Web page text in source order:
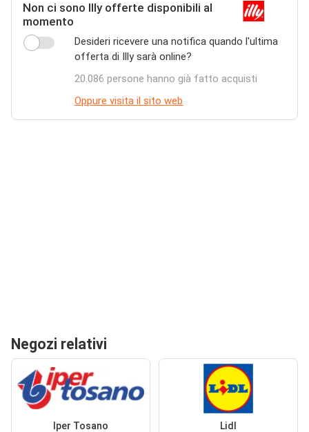
Non ci sono Illy offerte disponibili al
momento
Desideri ricevere una notifica quando l'ultima
offerta di Illy sarà online?
20.086 persone hanno già fatto acquisti
Oppure visita il sito web
Negozi relativi
Iper Tosano Lidl